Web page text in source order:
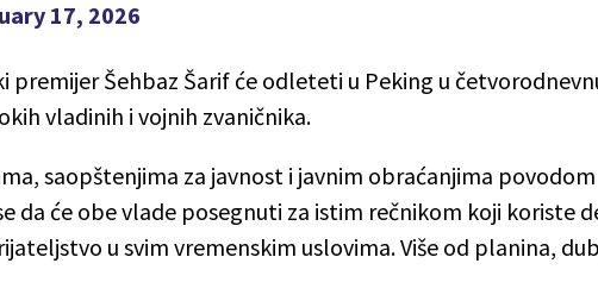
17, 2026
premijer Šehbaz Šarif će odleteti u Peking u
vladinih i vojnih zvaničnika.
saopštenjima za javnost i javnim obraćanjima povodom
da će obe vlade posegnuti za istim rečnikom koji koriste
u svim vremenskim uslovima. Više od planina,